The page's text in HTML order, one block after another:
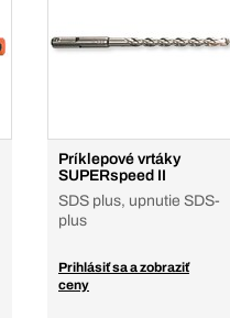
Príklepové vrtáky
SUPERspeed II
SDS plus, upnutie SDS-
plus
Prihlásiť sa a zobraziť
ceny